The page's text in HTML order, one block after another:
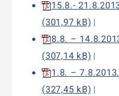
15.8.-
(301,97 kB) |
8.8. –
(307,14 kB) |
1.8. –
(327,45 kB) |